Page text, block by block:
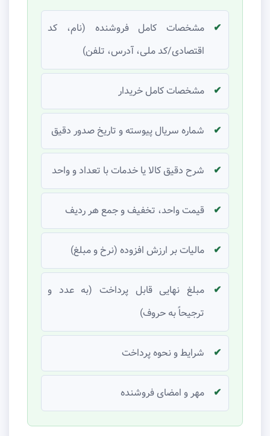
مشخصات کامل فروشنده (نام، کد
اقتصادی/کد ملی، آدرس، تلفن)
مشخصات کامل خریدار
شماره سریال پیوسته و تاریخ صدور دقیق
شرح دقیق کالا یا خدمات با تعداد و واحد
قیمت واحد، تخفیف و جمع هر ردیف
مالیات بر ارزش افزوده (نرخ و مبلغ)
مبلغ نهایی قابل پرداخت (به عدد و
ترجیحاً به حروف)
شرایط و نحوه پرداخت
مهر و امضای فروشنده